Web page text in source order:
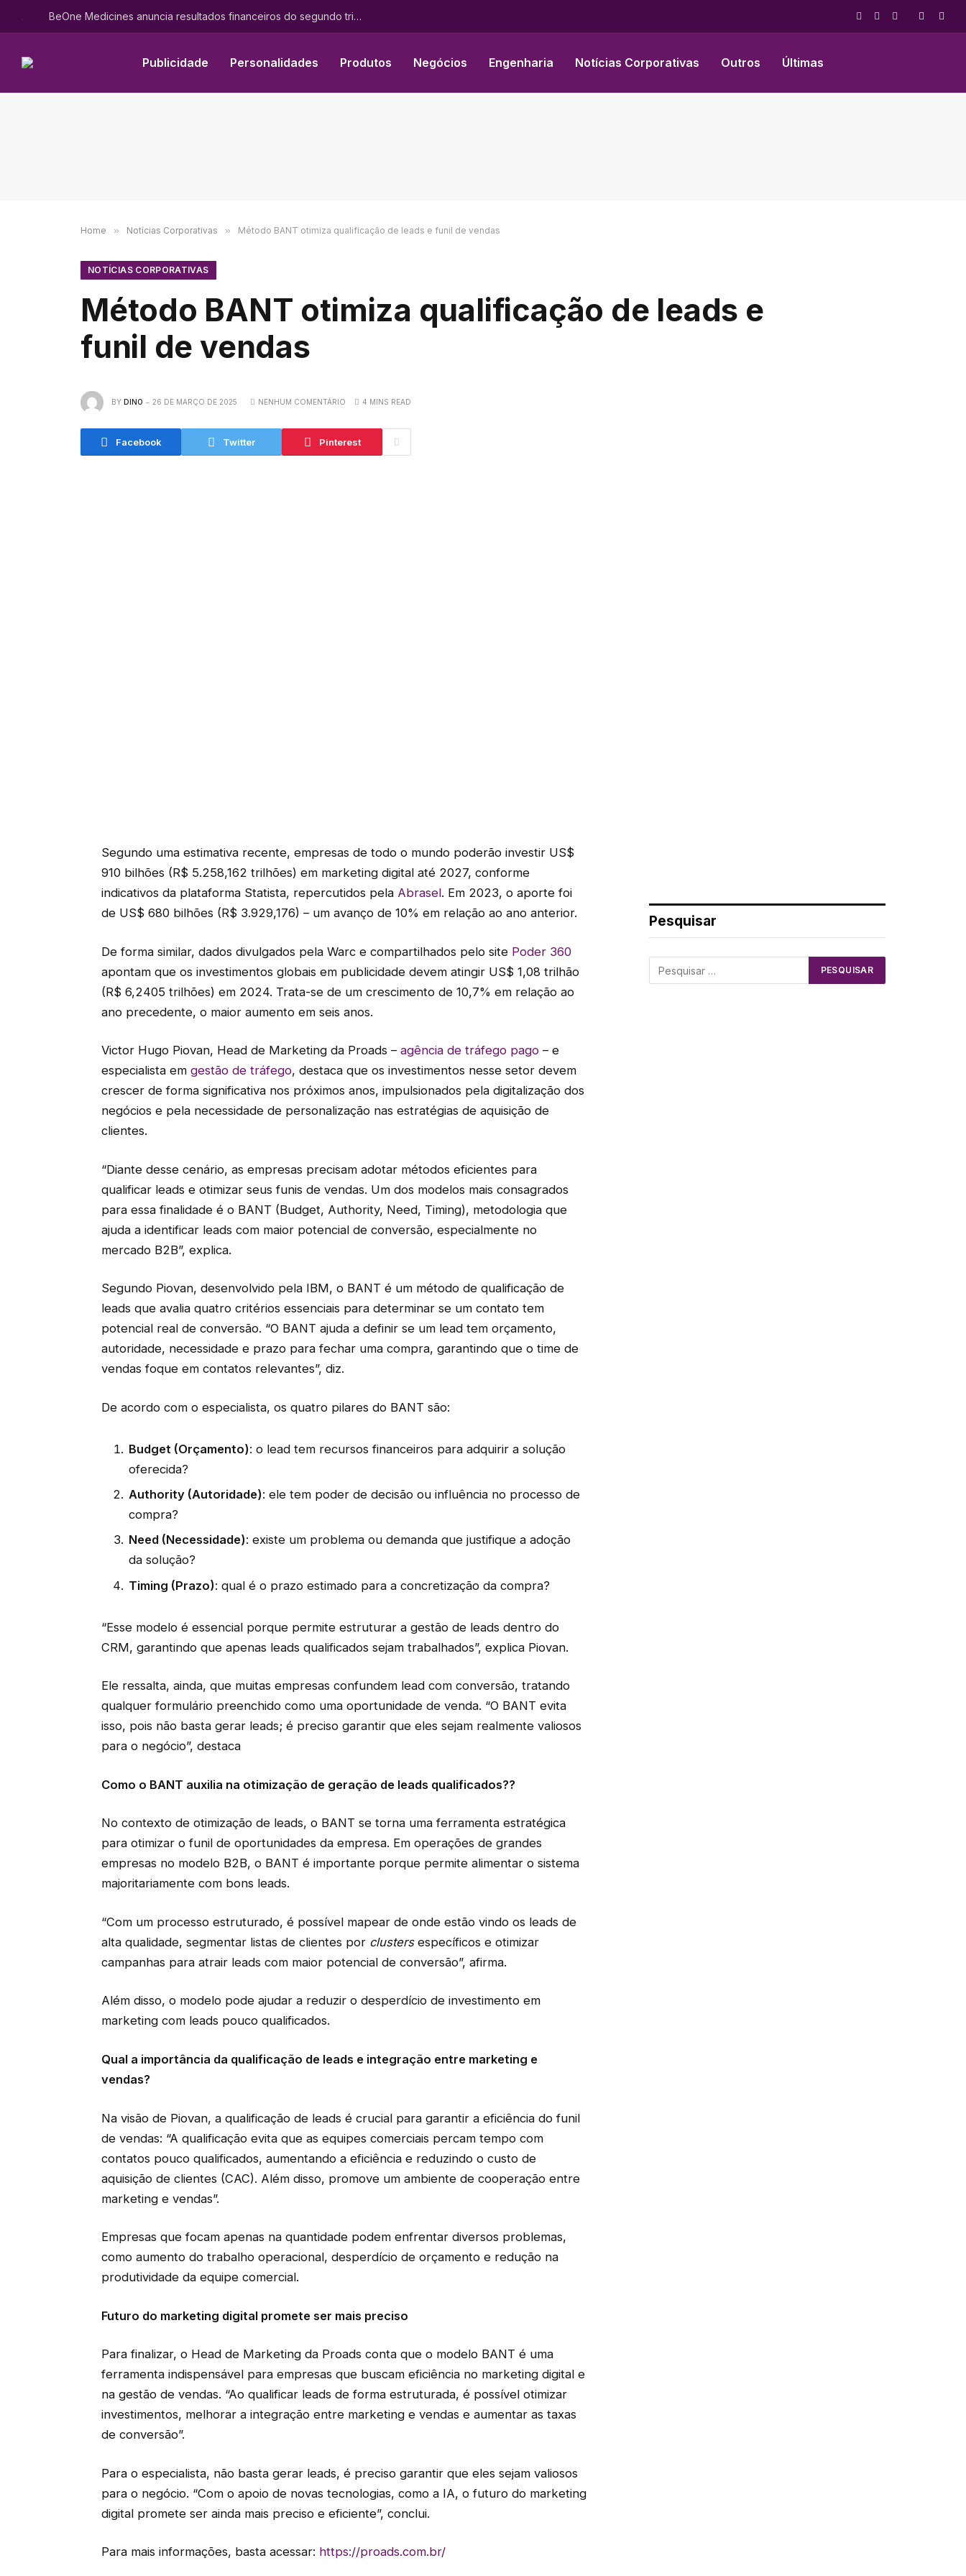
. BeOne Medicines anuncia resultados financeiros do segundo trimestre de 2026 e atualizações sobre os negócios
Facebook
X
Instagram
Publicidade Personalidades Produtos Negócios Engenharia Notícias Corporativas Outros Últimas
Home » Notícias Corporativas » Método BANT otimiza qualificação de leads e funil de vendas
NOTÍCIAS CORPORATIVAS
Método BANT otimiza qualificação de leads e
funil de vendas
BY DINO 26 DE MARÇO DE 2025 NENHUM COMENTÁRIO 4 MINS READ
Facebook Twitter Pinterest
Segundo uma estimativa recente, empresas de todo o mundo poderão investir US$
910 bilhões (R$ 5.258,162 trilhões) em marketing digital até 2027, conforme
indicativos da plataforma Statista, repercutidos pela Abrasel. Em 2023, o aporte foi
de US$ 680 bilhões (R$ 3.929,176) – um avanço de 10% em relação ao ano anterior.
De forma similar, dados divulgados pela Warc e compartilhados pelo site Poder 360
apontam que os investimentos globais em publicidade devem atingir US$ 1,08 trilhão
(R$ 6,2405 trilhões) em 2024. Trata-se de um crescimento de 10,7% em relação ao
ano precedente, o maior aumento em seis anos.
Victor Hugo Piovan, Head de Marketing da Proads – agência de tráfego pago– e
especialista em gestão de tráfego, destaca que os investimentos nesse setor devem
crescer de forma significativa nos próximos anos, impulsionados pela digitalização dos
negócios e pela necessidade de personalização nas estratégias de aquisição de
clientes.
“Diante desse cenário, as empresas precisam adotar métodos eficientes para
qualificar leads e otimizar seus funis de vendas. Um dos modelos mais consagrados
para essa finalidade é o BANT (Budget, Authority, Need, Timing), metodologia que
ajuda a identificar leads com maior potencial de conversão, especialmente no
mercado B2B”, explica.
Segundo Piovan, desenvolvido pela IBM, o BANT é um método de qualificação de
leads que avalia quatro critérios essenciais para determinar se um contato tem
potencial real de conversão. “O BANT ajuda a definir se um lead tem orçamento,
autoridade, necessidade e prazo para fechar uma compra, garantindo que o time de
vendas foque em contatos relevantes”, diz.
De acordo com o especialista, os quatro pilares do BANT são:
Budget (Orçamento): o lead tem recursos financeiros para adquirir a solução
oferecida?
Authority (Autoridade): ele tem poder de decisão ou influência no processo de
compra?
Need (Necessidade): existe um problema ou demanda que justifique a adoção
da solução?
Timing (Prazo): qual é o prazo estimado para a concretização da compra?
“Esse modelo é essencial porque permite estruturar a gestão de leads dentro do
CRM, garantindo que apenas leads qualificados sejam trabalhados”, explica Piovan.
Ele ressalta, ainda, que muitas empresas confundem lead com conversão, tratando
qualquer formulário preenchido como uma oportunidade de venda. “O BANT evita
isso, pois não basta gerar leads; é preciso garantir que eles sejam realmente valiosos
para o negócio”, destaca
Como o BANT auxilia na otimização de geração de leads qualificados??
No contexto de otimização de leads, o BANT se torna uma ferramenta estratégica
para otimizar o funil de oportunidades da empresa. Em operações de grandes
empresas no modelo B2B, o BANT é importante porque permite alimentar o sistema
majoritariamente com bons leads.
“Com um processo estruturado, é possível mapear de onde estão vindo os leads de
alta qualidade, segmentar listas de clientes por clustersespecíficos e otimizar
campanhas para atrair leads com maior potencial de conversão”, afirma.
Além disso, o modelo pode ajudar a reduzir o desperdício de investimento em
marketing com leads pouco qualificados.
Qual a importância da qualificação de leads e integração entre marketing e
vendas?
Na visão de Piovan, a qualificação de leads é crucial para garantir a eficiência do funil
de vendas: “A qualificação evita que as equipes comerciais percam tempo com
contatos pouco qualificados, aumentando a eficiência e reduzindo o custo de
aquisição de clientes (CAC). Além disso, promove um ambiente de cooperação entre
marketing e vendas”.
Empresas que focam apenas na quantidade podem enfrentar diversos problemas,
como aumento do trabalho operacional, desperdício de orçamento e redução na
produtividade da equipe comercial.
Futuro do marketing digital promete ser mais preciso
Para finalizar, o Head de Marketing da Proads conta que o modelo BANT é uma
ferramenta indispensável para empresas que buscam eficiência no marketing digital e
na gestão de vendas. “Ao qualificar leads de forma estruturada, é possível otimizar
investimentos, melhorar a integração entre marketing e vendas e aumentar as taxas
de conversão”.
Para o especialista, não basta gerar leads, é preciso garantir que eles sejam valiosos
para o negócio. “Com o apoio de novas tecnologias, como a IA, o futuro do marketing
digital promete ser ainda mais preciso e eficiente”, conclui.
Para mais informações, basta acessar: https://proads.com.br/
Pesquisar